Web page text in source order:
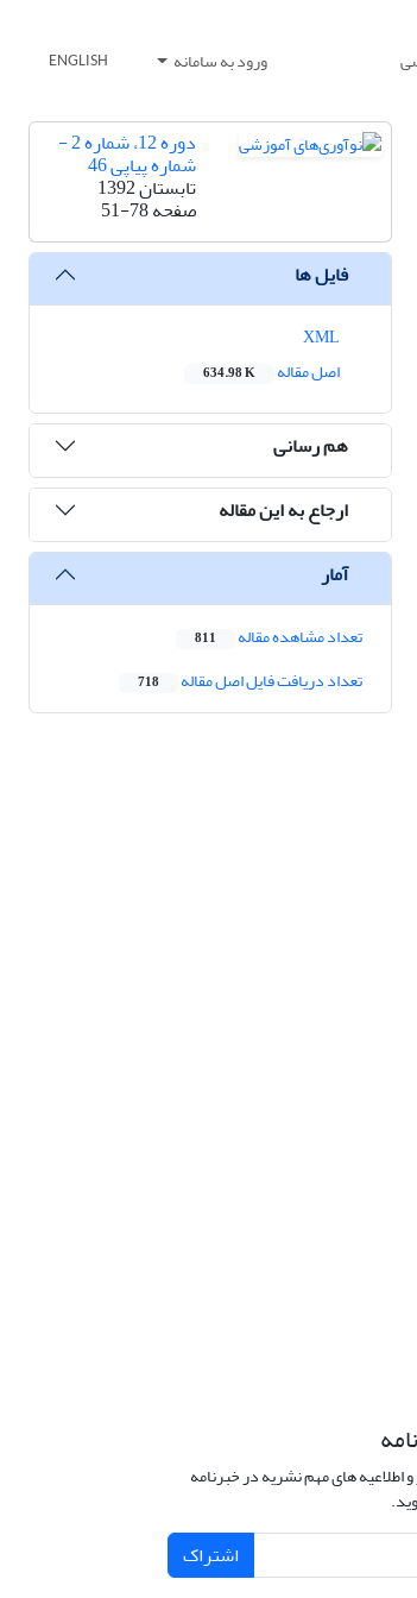
ورود به سامانه ENGLISH
دوره 12، شماره 2 -
شماره پیاپی 46
تابستان 1392
صفحه51-78
فایل ها
اصل مقاله
634.98 K
هم رسانی
ارجاع به این مقاله
آمار
تعداد مشاهده مقاله 811
تعداد دریافت فایل اصل مقاله 718
اطلاعیه های مهم نشریه در خبرنامه
اشتراک